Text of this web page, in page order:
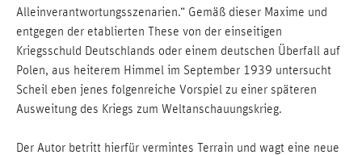
Alleinverantwortungsszenarien.“ Gemäß dieser Maxime und
entgegen der etablierten These von der einseitigen
Kriegsschuld Deutschlands oder einem deutschen Überfall auf
Polen, aus heiterem Himmel im September 1939 untersucht
Scheil eben jenes folgenreiche Vorspiel zu einer späteren
Ausweitung des Kriegs zum Weltanschauungskrieg.
Der Autor betritt hierfür vermintes Terrain und wagt eine neue